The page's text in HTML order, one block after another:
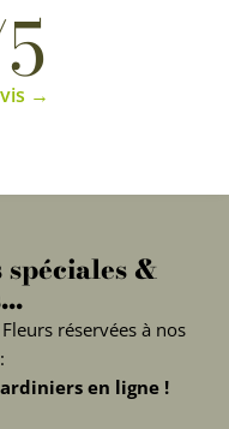
→
spéciales &
réservées à nos
en ligne !